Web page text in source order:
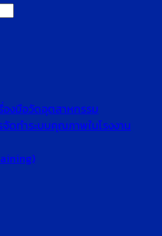
องมือวัดอุตสาหกรรม
ดทำระบบคุณภาพในโรงงาน